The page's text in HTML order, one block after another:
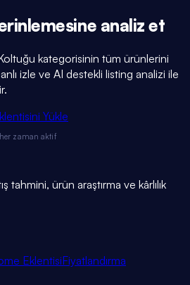
analiz et
kategorisinin tüm ürünlerini
izle ve AI destekli listing analizi ile
Yükle
her zaman aktif
tahmini, ürün araştırma ve kârlılık
EklentisiFiyatlandırma